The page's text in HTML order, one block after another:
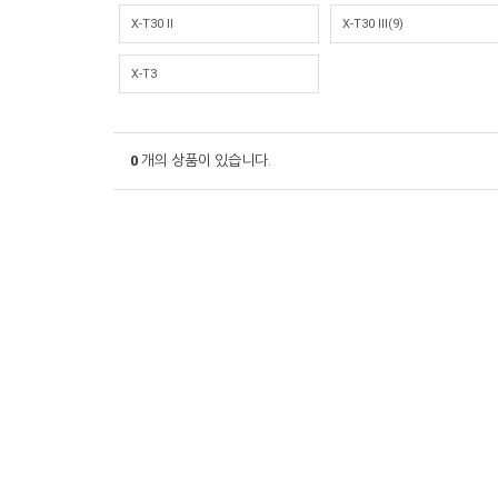
X-T30 II X-T30 III(9)
X-T3
0 개의 상품이 있습니다.